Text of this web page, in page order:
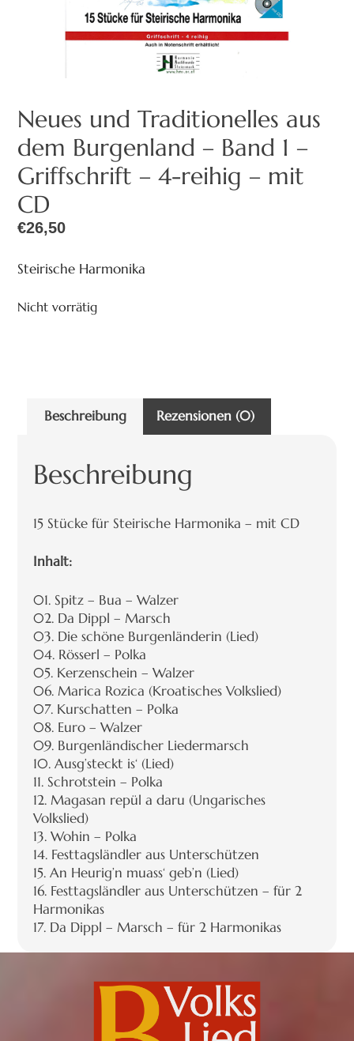
Neues und Traditionelles aus
dem Burgenland – Band 1 –
Griffschrift – 4-reihig – mit
CD
€26,50
Steirische Harmonika
Nicht vorrätig
Beschreibung Rezensionen (0)
Beschreibung
15 Stücke für Steirische Harmonika – mit CD
Inhalt:
01. Spitz – Bua – Walzer
02. Da Dippl – Marsch
03. Die schöne Burgenländerin (Lied)
04. Rösserl – Polka
05. Kerzenschein – Walzer
06. Marica Rozica (Kroatisches Volkslied)
07. Kurschatten – Polka
08. Euro – Walzer
09. Burgenländischer Liedermarsch
10. Ausg’steckt is‘ (Lied)
11. Schrotstein – Polka
12. Magasan repül a daru (Ungarisches
Volkslied)
13. Wohin – Polka
14. Festtagsländler aus Unterschützen
15. An Heurig’n muass‘ geb’n (Lied)
16. Festtagsländler aus Unterschützen – für 2
Harmonikas
17. Da Dippl – Marsch – für 2 Harmonikas